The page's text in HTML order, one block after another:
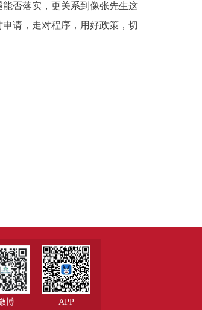
否落实，更关系到像张先生这
请，走对程序，用好政策，切
博 APP